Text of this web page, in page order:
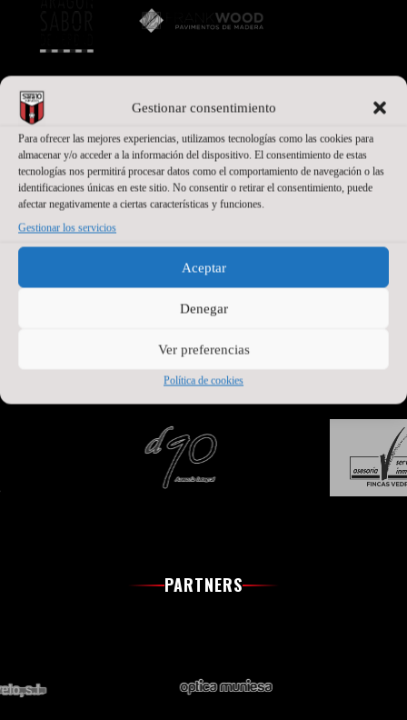
Gestionar consentimiento
Para ofrecer las mejores experiencias, utilizamos tecnologías como las cookies para
almacenar y/o acceder a la información del dispositivo. El consentimiento de estas
tecnologías nos permitirá procesar datos como el comportamiento de navegación o las
identificaciones únicas en este sitio. No consentir o retirar el consentimiento, puede
afectar negativamente a ciertas características y funciones.
Gestionar los servicios
Aceptar
Denegar
Ver preferencias
Política de cookies
PATROCINADORES
PATROCINADORES OFICIALES + BASE
PARTNERS